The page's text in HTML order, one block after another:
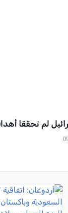
لم تحققا